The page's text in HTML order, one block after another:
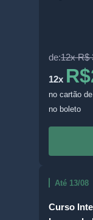
de:12x R$
12x
no cartão
no boleto
Até 13/08
Curso